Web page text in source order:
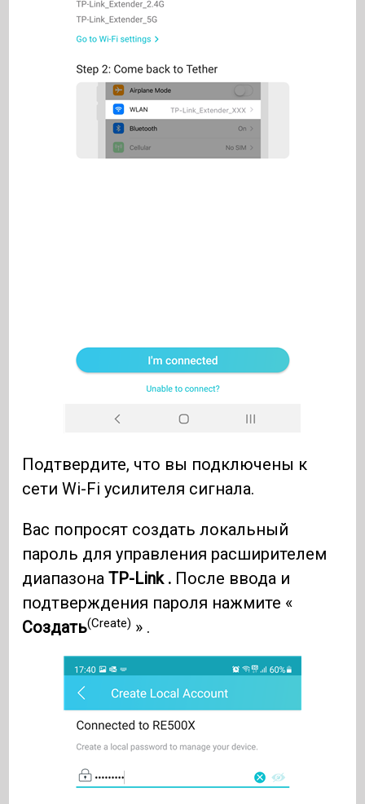
Подтвердите, что вы подключены к
сети Wi-Fi усилителя сигнала.
Вас попросят создать локальный
пароль для управления расширителем
диапазонаTP-Link . После ввода и
подтверждения пароля нажмите «
Создать(Create) » .